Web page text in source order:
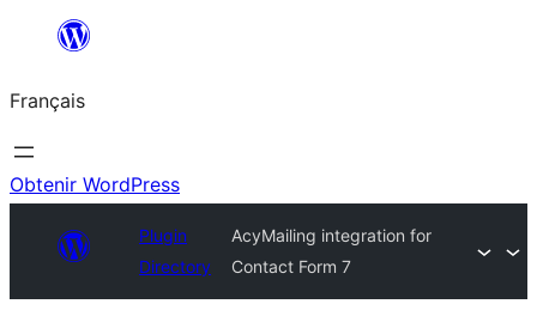
contenu
Français
Obtenir WordPress
Plugin
Directory
AcyMailing integration for
Contact Form 7